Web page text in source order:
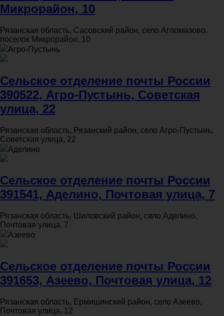
Микрорайон, 10
Рязанская область, Сасовский район, село Агломазово,
поселок Микрорайон, 10
Агро-Пустынь
Сельское отделение почты России
390522, Агро-Пустынь, Советская
улица, 22
Рязанская область, Рязанский район, село Агро-Пустынь,
Советская улица, 22
Аделино
Сельское отделение почты России
391541, Аделино, Почтовая улица, 7
Рязанская область, Шиловский район, село Аделино,
Почтовая улица, 7
Азеево
Сельское отделение почты России
391653, Азеево, Почтовая улица, 12
Рязанская область, Ермишинский район, село Азеево,
Почтовая улица, 12